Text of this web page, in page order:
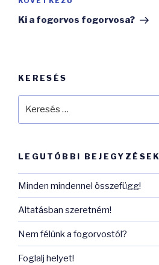
bejegyzés
Ki a fogorvos fogorvosa?
KERESÉS
LEGUTÓBBI BEJEGYZÉSEK
Minden mindennel összefügg!
Altatásban szeretném!
Nem félünk a fogorvostól?
Foglalj helyet!